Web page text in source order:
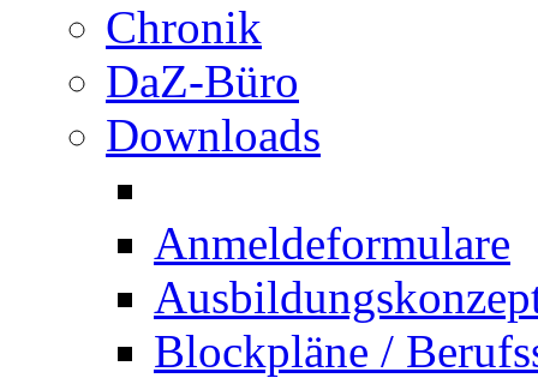
Chronik
DaZ-Büro
Downloads
Anmeldeformulare
Blockpläne /